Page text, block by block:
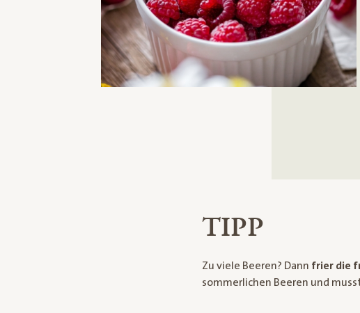
TIPP
Zu viele Beeren? Dann frier die
sommerlichen Beeren und